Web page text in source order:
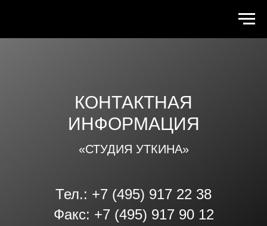
КОНТАКТНАЯ
ИНФОРМАЦИЯ
«СТУДИЯ УТКИНА»
Тел.: +7 (495) 917 22 38
Факс: +7 (495) 917 90 12